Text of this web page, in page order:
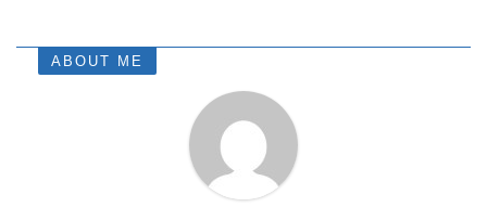
ABOUT ME